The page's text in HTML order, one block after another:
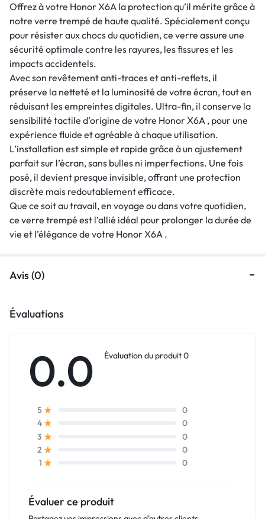
Offrez à votre Honor X6A la protection qu’il mérite grâce à
notre verre trempé de haute qualité. Spécialement conçu
pour résister aux chocs du quotidien, ce verre assure une
sécurité optimale contre les rayures, les fissures et les
impacts accidentels.
Avec son revêtement anti-traces et anti-reflets, il
préserve la netteté et la luminosité de votre écran, tout en
réduisant les empreintes digitales. Ultra-fin, il conserve la
sensibilité tactile d’origine de votre Honor X6A , pour une
expérience fluide et agréable à chaque utilisation.
L’installation est simple et rapide grâce à un ajustement
parfait sur l’écran, sans bulles ni imperfections. Une fois
posé, il devient presque invisible, offrant une protection
discrète mais redoutablement efficace.
Que ce soit au travail, en voyage ou dans votre quotidien,
ce verre trempé est l’allié idéal pour prolonger la durée de
vie et l’élégance de votre Honor X6A .
Avis (0)
Évaluations
0.0 Évaluation du produit 0
5
0
4
0
3
0
2
0
1
0
Évaluer ce produit